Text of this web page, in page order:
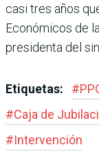
casi tres años
Económicos de
presidenta del
Etiquetas: #
#Caja de
#Intervención